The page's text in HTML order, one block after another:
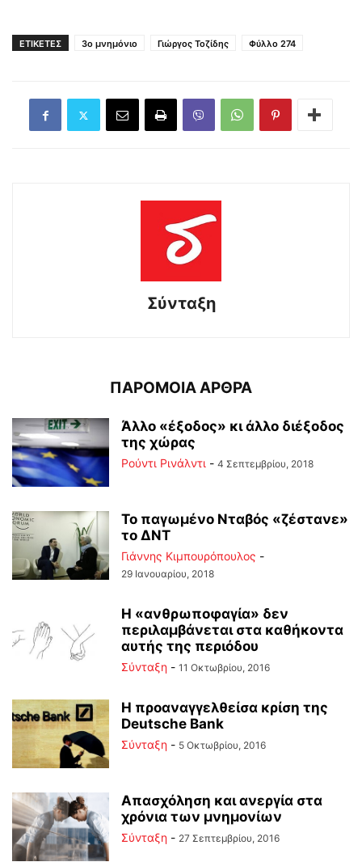
ΕΤΙΚΕΤΕΣ 3ο μνημόνιο Γιώργος Τοζίδης Φύλλο 274
Σύνταξη
ΠΑΡΟΜΟΙΑ ΑΡΘΡΑ
Άλλο «έξοδος» κι άλλο διέξοδος
της χώρας
Ρούντι Ρινάλντι - 4 Σεπτεμβρίου, 2018
Το παγωμένο Νταβός «ζέστανε»
το ΔΝΤ
Γιάννης Κιμπουρόπουλος -
29 Ιανουαρίου, 2018
Η «ανθρωποφαγία» δεν
περιλαμβάνεται στα καθήκοντα
αυτής της περιόδου
Σύνταξη - 11 Οκτωβρίου, 2016
Η προαναγγελθείσα κρίση της
Deutsche Bank
Σύνταξη - 5 Οκτωβρίου, 2016
Απασχόληση και ανεργία στα
χρόνια των μνημονίων
Σύνταξη - 27 Σεπτεμβρίου, 2016